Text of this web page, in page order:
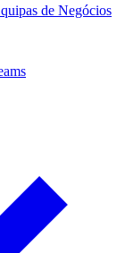
de Negócios